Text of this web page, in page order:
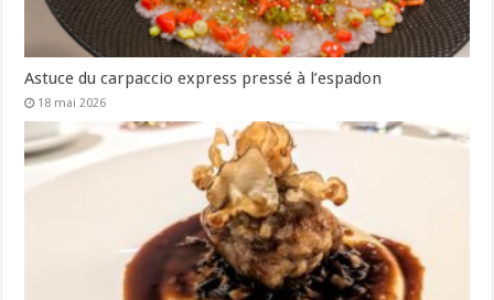
Astuce du carpaccio express pressé à l’espadon
18 mai 2026